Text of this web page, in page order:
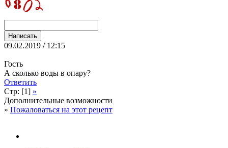
09.02.2019 / 12:15
Гость
А сколько воды в опару?
Ответить
Стр: [1] »
Дополнительные возможности
» Пожаловаться на этот рецепт